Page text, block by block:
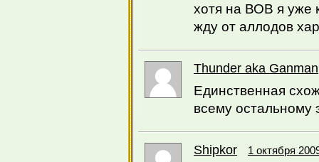
хотя на ВОВ я уже
жду от аллодов
Thunder aka Ganman
Единственная
всему остальному
Shipkor 1 октября